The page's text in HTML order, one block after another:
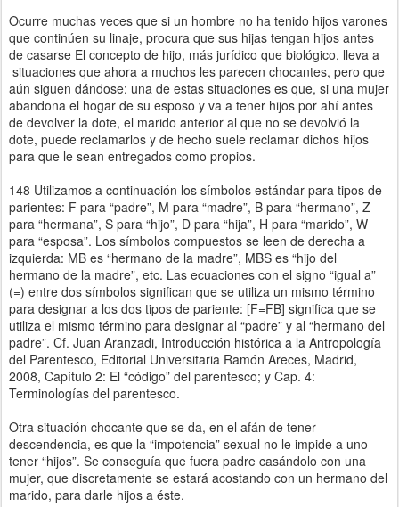
Ocurre muchas veces que si un hombre no ha tenido hijos varones
que continúen su linaje, procura que sus hijas tengan hijos antes
de casarse El concepto de hijo, más jurídico que biológico, lleva a
situaciones que ahora a muchos les parecen chocantes, pero que
aún siguen dándose: una de estas situaciones es que, si una mujer
abandona el hogar de su esposo y va a tener hijos por ahí antes
de devolver la dote, el marido anterior al que no se devolvió la
dote, puede reclamarlos y de hecho suele reclamar dichos hijos
para que le sean entregados como propios.
148 Utilizamos a continuación los símbolos estándar para tipos de
parientes: F para “padre”, M para “madre”, B para “hermano”, Z
para “hermana”, S para “hijo”, D para “hija”, H para “marido”, W
para “esposa”. Los símbolos compuestos se leen de derecha a
izquierda: MB es “hermano de la madre”, MBS es “hijo del
hermano de la madre”, etc. Las ecuaciones con el signo “igual a”
(=) entre dos símbolos significan que se utiliza un mismo término
para designar a los dos tipos de pariente: [F=FB] significa que se
utiliza el mismo término para designar al “padre” y al “hermano del
padre”. Cf. Juan Aranzadi, Introducción histórica a la Antropología
del Parentesco, Editorial Universitaria Ramón Areces, Madrid,
2008, Capítulo 2: El “código” del parentesco; y Cap. 4:
Terminologías del parentesco.
Otra situación chocante que se da, en el afán de tener
descendencia, es que la “impotencia” sexual no le impide a uno
tener “hijos”. Se conseguía que fuera padre casándolo con una
mujer, que discretamente se estará acostando con un hermano del
marido, para darle hijos a éste.